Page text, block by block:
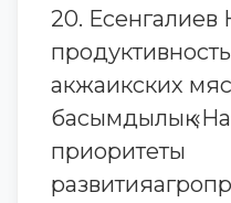
20. Есенгалиев
акжаикских
басымдылық
приоритеты